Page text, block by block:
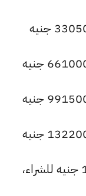
أسعار الذهب عيار 21 وزن 50 جرام 330500 جنيه
أسعار الذهب عيار 21 وزن 100 جرام 661000 جنيه
أسعار الذهب عيار 21 وزن 150 جرام 991500 جنيه
سعر الذهب عيار 21 وزن 200 جرام 1322000 جنيه
سعر عيار 21 وزن 250 جرام 1652500 جنيه للشراء،